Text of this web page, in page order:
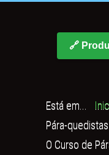
🔗
Está em...
Pára-
O Curso de